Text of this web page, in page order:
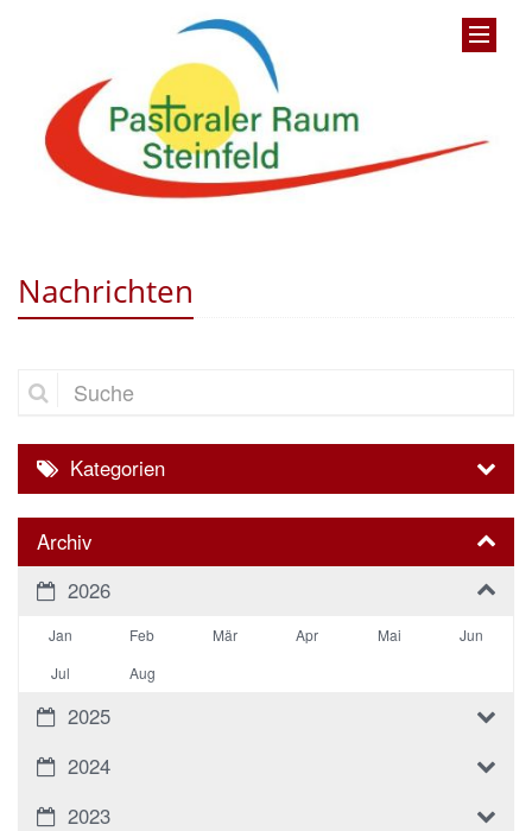
Nachrichten
Suche
Kategorien
Archiv
2026
Jan Feb Mär Apr Mai
Jun
Jul
Aug
2025
2024
2023